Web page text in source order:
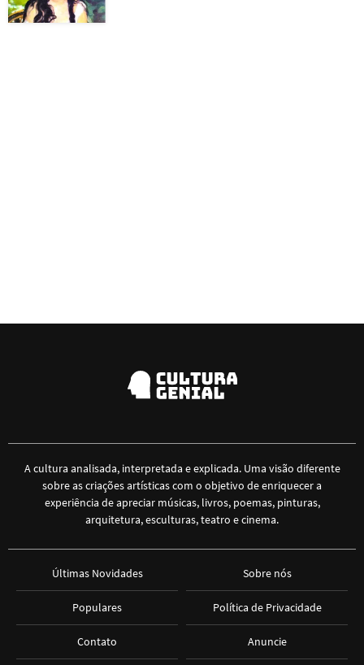
A cultura analisada, interpretada e explicada. Uma visão diferente
sobre as criações artísticas com o objetivo de enriquecer a
experiência de apreciar músicas, livros, poemas, pinturas,
arquitetura, esculturas, teatro e cinema.
Últimas Novidades
Populares
Contato
Sobre nós
Política de Privacidade
Anuncie